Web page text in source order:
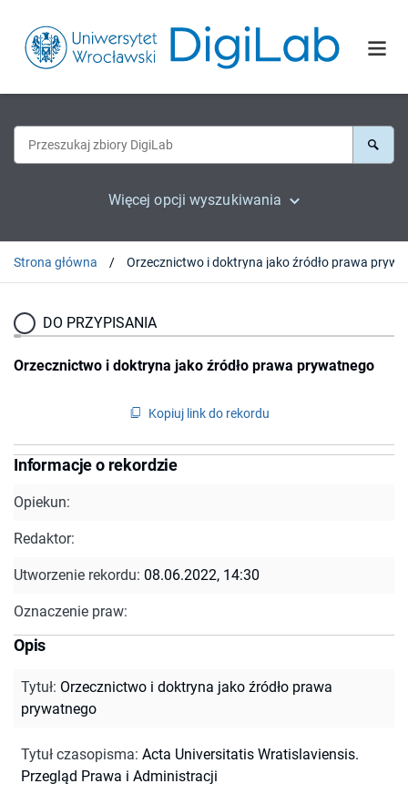
Więcej opcji wyszukiwania
Strona główna
DO PRZYPISANIA
Orzecznictwo i doktryna jako źródło prawa prywatnego
Kopiuj link do rekordu
Informacje o rekordzie
Opiekun:
Redaktor:
Utworzenie rekordu: 08.06.2022, 14:30
Oznaczenie praw:
Opis
Tytuł: Orzecznictwo i doktryna jako źródło prawa
prywatnego
Tytuł czasopisma: Acta Universitatis Wratislaviensis.
Przegląd Prawa i Administracji